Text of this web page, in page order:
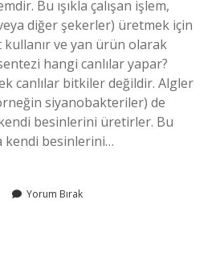
Bu ışıkla çalışan işlem,
diğer şekerler) üretmek için
ve yan ürün olarak
hangi canlılar yapar?
canlılar bitkiler değildir. Algler
siyanobakteriler) de
besinlerini üretirler. Bu
kendi besinlerini…
Yorum Bırak